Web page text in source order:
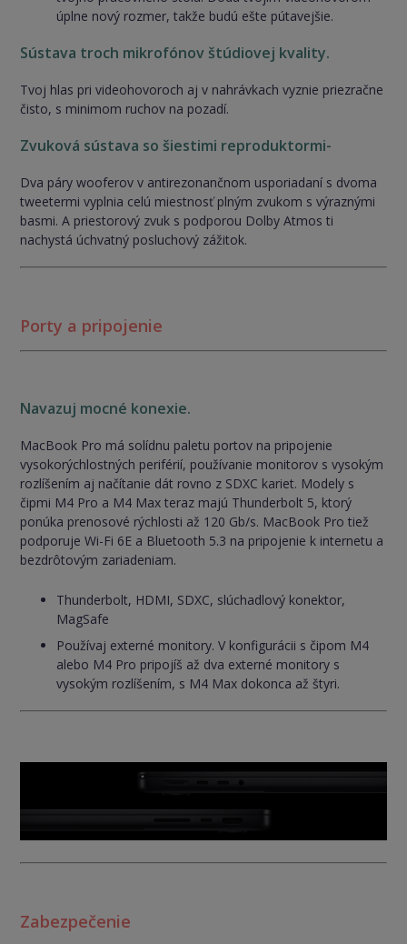
úplne nový rozmer, takže budú ešte pútavejšie.
Sústava troch mikrofónov štúdiovej kvality.
Tvoj hlas pri videohovoroch aj v nahrávkach vyznie priezračne
čisto, s minimom ruchov na pozadí.
Zvuková sústava so šiestimi reproduktormi-
Dva páry wooferov v antirezonančnom usporiadaní s dvoma
tweetermi vyplnia celú miestnosť plným zvukom s výraznými
basmi. A priestorový zvuk s podporou Dolby Atmos ti
nachystá úchvatný posluchový zážitok.
Porty a pripojenie
Navazuj mocné konexie.
MacBook Pro má solídnu paletu portov na pripojenie
vysokorýchlostných periférií, používanie monitorov s vysokým
rozlíšením aj načítanie dát rovno z SDXC kariet. Modely s
čipmi M4 Pro a M4 Max teraz majú Thunderbolt 5, ktorý
ponúka prenosové rýchlosti až 120 Gb/s. MacBook Pro tiež
podporuje Wi-Fi 6E a Bluetooth 5.3 na pripojenie k internetu a
bezdrôtovým zariadeniam.
Thunderbolt, HDMI, SDXC, slúchadlový konektor,
MagSafe
Používaj externé monitory. V konfigurácii s čipom M4
alebo M4 Pro pripojíš až dva externé monitory s
vysokým rozlíšením, s M4 Max dokonca až štyri.
Zabezpečenie